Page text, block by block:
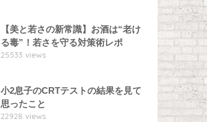
【美と若さの新常識】お酒は“老け
る毒”！若さを守る対策術レポ
25533 views
小2息子のCRTテストの結果を見て
思ったこと
22928 views